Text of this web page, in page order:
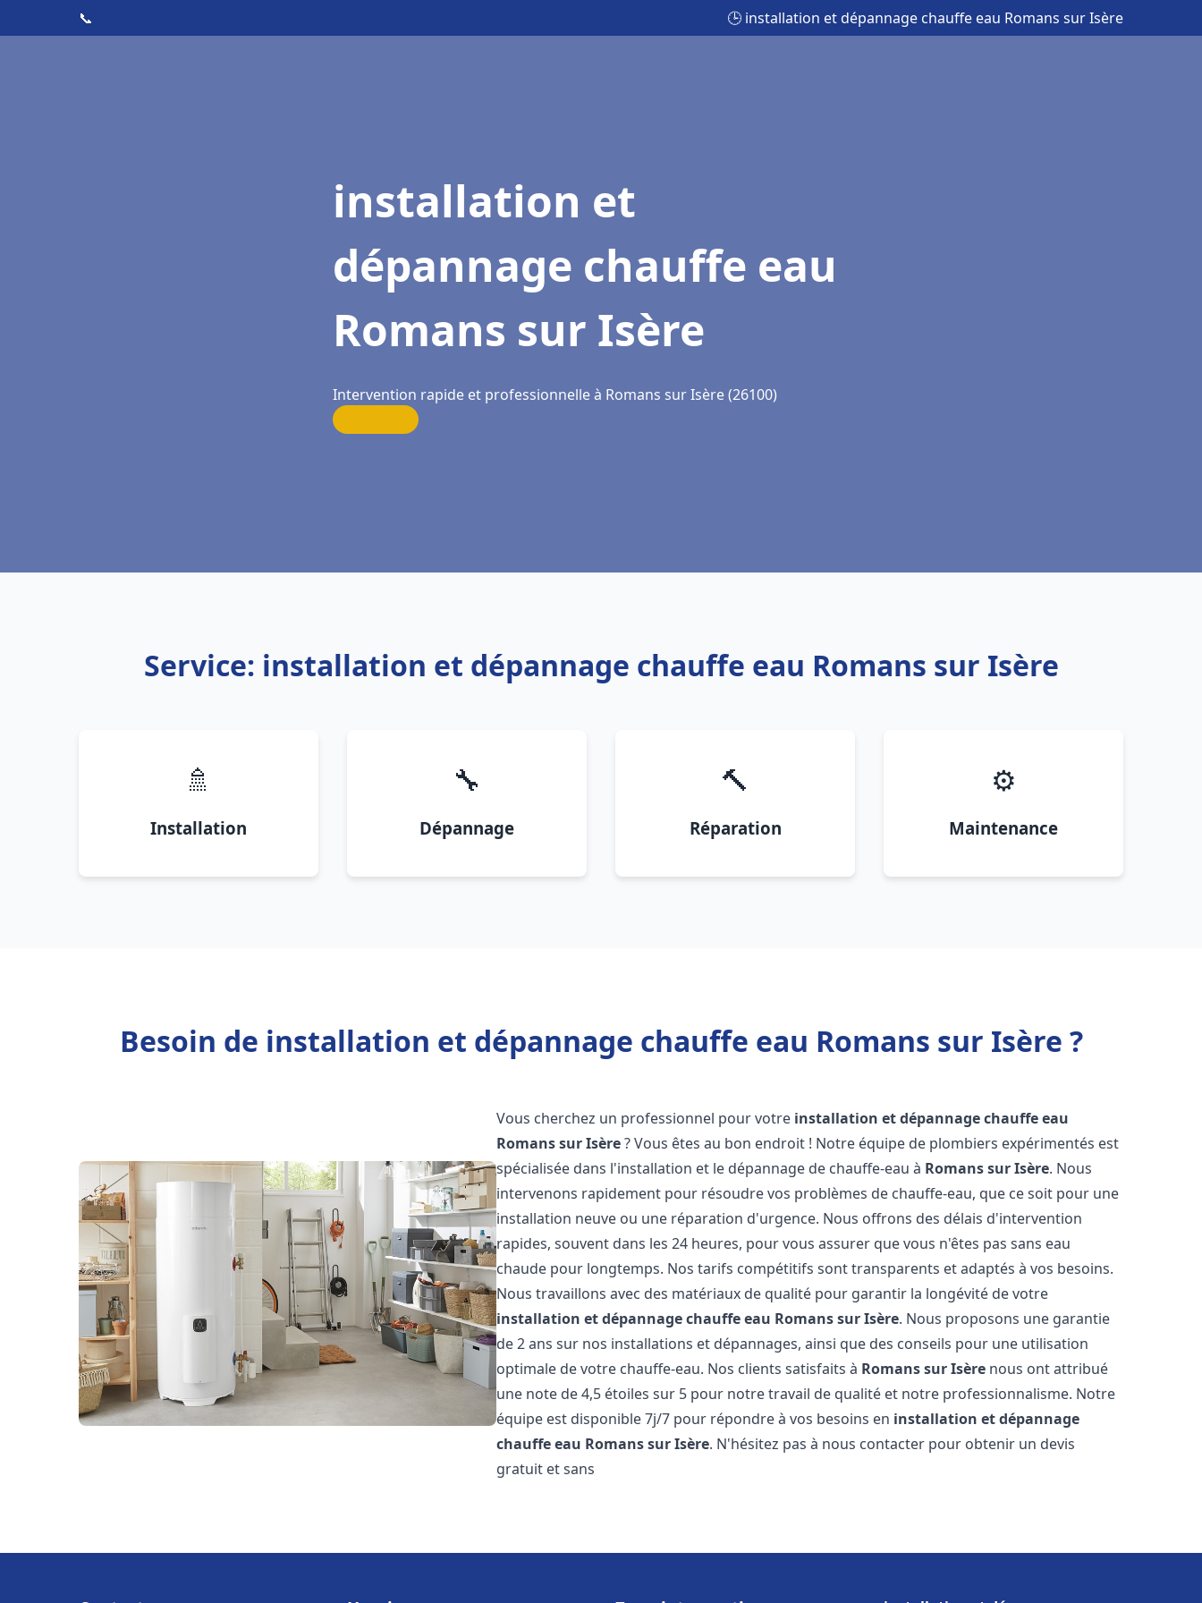
📞 🕒 installation et dépannage chauffe eau Romans sur Isère
installation et
dépannage chauffe eau
Romans sur Isère
Intervention rapide et professionnelle à Romans sur Isère (26100)
Service: installation et dépannage chauffe eau Romans sur Isère
🚿
Installation
🔧
Dépannage
🔨
Réparation
⚙️
Maintenance
Besoin de installation et dépannage chauffe eau Romans sur Isère ?
Vous cherchez un professionnel pour votre installation et dépannage chauffe eau
Romans sur Isère? Vous êtes au bon endroit ! Notre équipe de plombiers expérimentés est
spécialisée dans l'installation et le dépannage de chauffe-eau à Romans sur Isère. Nous
intervenons rapidement pour résoudre vos problèmes de chauffe-eau, que ce soit pour une
installation neuve ou une réparation d'urgence. Nous offrons des délais d'intervention
rapides, souvent dans les 24 heures, pour vous assurer que vous n'êtes pas sans eau
chaude pour longtemps. Nos tarifs compétitifs sont transparents et adaptés à vos besoins.
Nous travaillons avec des matériaux de qualité pour garantir la longévité de votre
installation et dépannage chauffe eau Romans sur Isère. Nous proposons une garantie
de 2 ans sur nos installations et dépannages, ainsi que des conseils pour une utilisation
optimale de votre chauffe-eau. Nos clients satisfaits à Romans sur Isère nous ont attribué
une note de 4,5 étoiles sur 5 pour notre travail de qualité et notre professionnalisme. Notre
équipe est disponible 7j/7 pour répondre à vos besoins en installation et dépannage
chauffe eau Romans sur Isère. N'hésitez pas à nous contacter pour obtenir un devis
gratuit et sans